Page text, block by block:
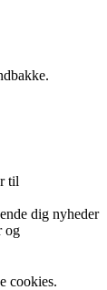
til
dig nyheder
og
cookies.